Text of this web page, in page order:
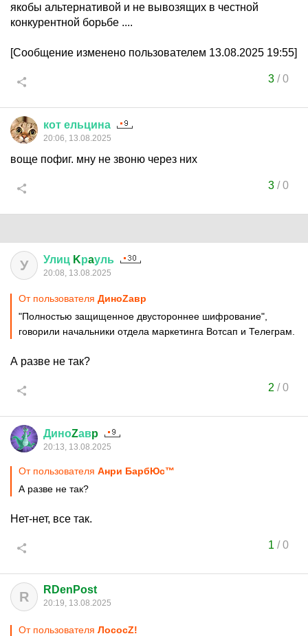
якобы альтернативой и не вывозящих в честной
конкурентной борьбе ....
[Сообщение изменено пользователем 13.08.2025 19:55]
3/0
кот ельцина
20:06, 13.08.2025
воще пофиг. мну не звоню через них
3/0
У Улиц Kрaуль
20:08, 13.08.2025
От пользователя ДиноZавp
"Полностью защищенное двустороннее шифрование",
говорили начальники отдела маркетинга Вотсап и Телеграм.
А разве не так?
2 /0
ДиноZавp
20:13, 13.08.2025
От пользователя Анри БарбЮс™
А разве не так?
Нет-нет, все так.
1 /0
R RDenPost
20:19, 13.08.2025
От пользователя ЛососZ!